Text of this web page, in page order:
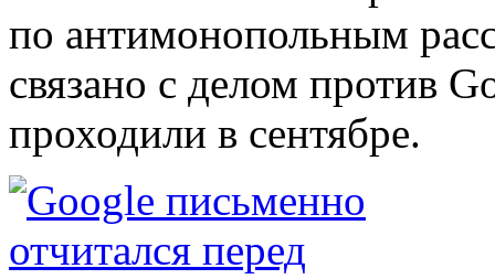
по антимонопольным
связано с делом против
проходили в сентябре.